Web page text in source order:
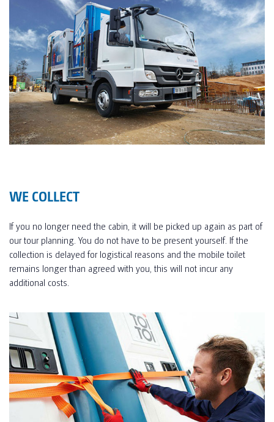
WE COLLECT
If you no longer need the cabin, it will be picked up again as part of
our tour planning. You do not have to be present yourself. If the
collection is delayed for logistical reasons and the mobile toilet
remains longer than agreed with you, this will not incur any
additional costs.